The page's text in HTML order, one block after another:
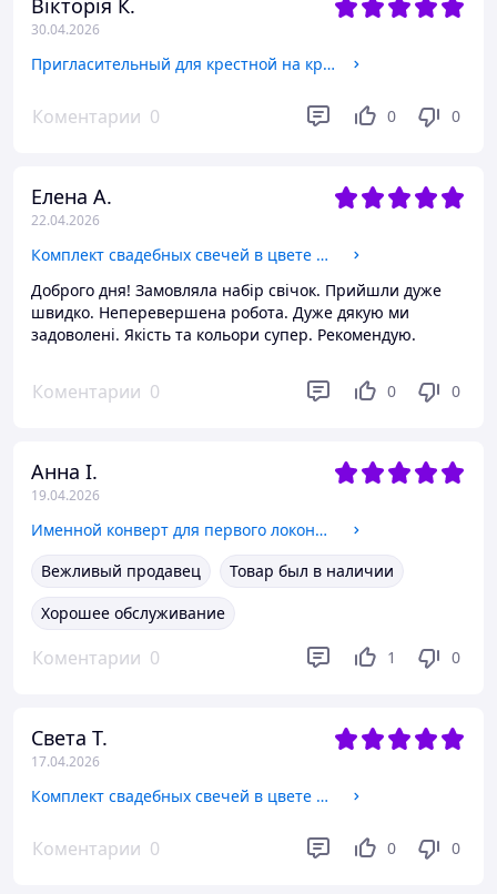
Вікторія К.
30.04.2026
Пригласительный для крестной на крестины от мальчика Акриловая ножка Серебро
Коментарии 0 0 0
Елена А.
22.04.2026
Комплект свадебных свечей в цвете фуксия. Семейный очаг с декором из цветов
Доброго дня! Замовляла набір свічок. Прийшли дуже
швидко. Неперевершена робота. Дуже дякую ми
задоволені. Якість та кольори супер. Рекомендую.
Коментарии 0 0 0
Анна І.
19.04.2026
Именной конверт для первого локона с ножницами (серебро)
Вежливый продавец
Товар был в наличии
Хорошее обслуживание
Коментарии 0 1 0
Света Т.
17.04.2026
Комплект свадебных свечей в цвете мокка с бирками и стразами
Коментарии 0 0 0